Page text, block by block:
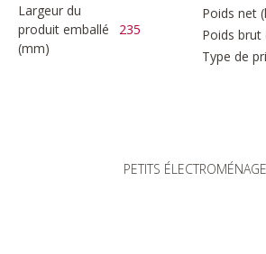
Largeur du
produit emballé
(mm)
235
Poids net
Poids brut
Type de
PETITS